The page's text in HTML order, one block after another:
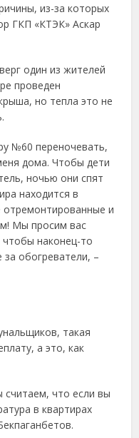
из-за которых
ГКП «КТЭК» Аскар
один из жителей
проведен
но тепла это не
№60 переночевать,
дома. Чтобы дети
ночью они спят
находится в
отремонтированные и
Мы просим вас
чтобы наконец-то
обогреватели, –
такая
а это, как
считаем, что если вы
в квартирах